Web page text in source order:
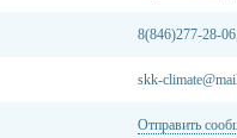
8(846)277-28-
skk-
Отправить